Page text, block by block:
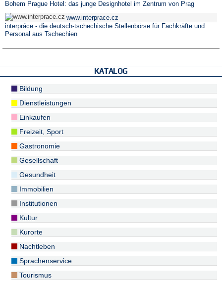
Bohem Prague Hotel: das junge Designhotel im Zentrum von Prag
www.interprace.cz
interpráce - die deutsch-tschechische Stellenbörse für Fachkräfte und
Personal aus Tschechien
KATALOG
Bildung
Dienstleistungen
Einkaufen
Freizeit, Sport
Gastronomie
Gesellschaft
Gesundheit
Immobilien
Institutionen
Kultur
Kurorte
Nachtleben
Sprachenservice
Tourismus